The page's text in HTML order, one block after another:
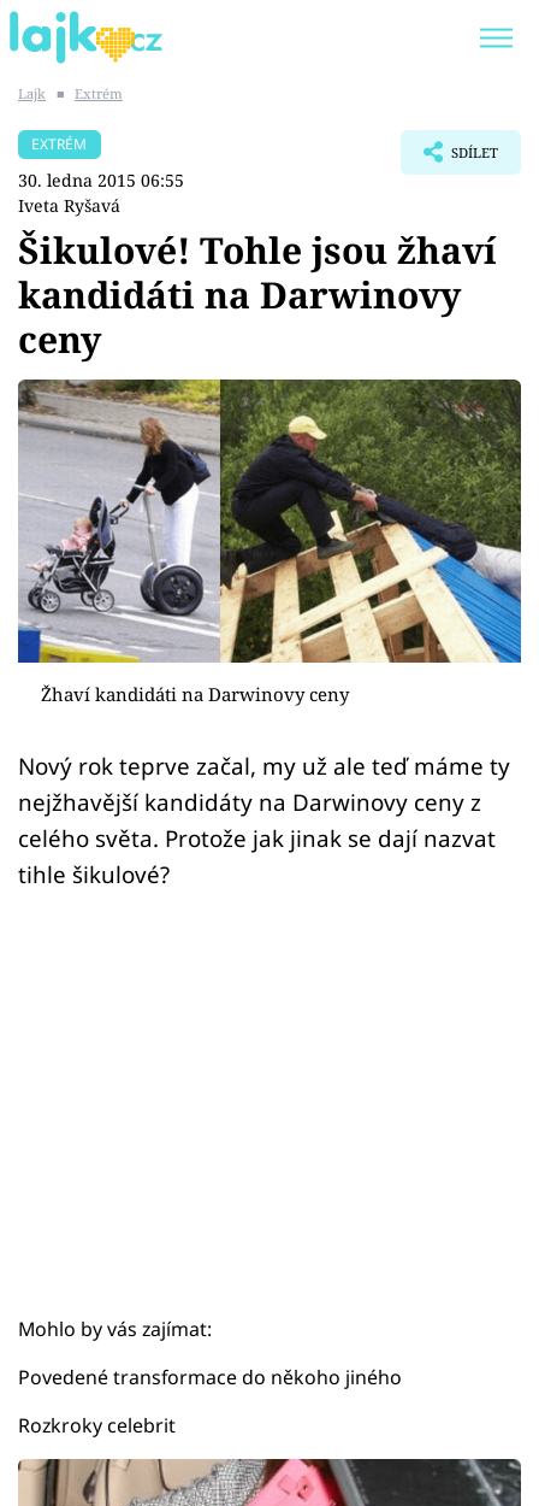
SHOPAHOLICADEL
Témata
Showbyznys
Youtubeři
Sex a vztahy
Videa
Sledujte prima+
Sledujte nás
Lajk ■ Extrém
EXTRÉM
30. ledna 2015 06:55
Iveta Ryšavá
SDÍLET
Šikulové! Tohle jsou žhaví
kandidáti na Darwinovy
ceny​
Žhaví kandidáti na Darwinovy ceny
Nový rok teprve začal, my už ale teď máme ty
nejžhavější kandidáty na Darwinovy ceny z
celého světa. Protože jak jinak se dají nazvat
tihle šikulové?
Mohlo by vás zajímat:
Povedené transformace do někoho jiného
Rozkroky celebrit